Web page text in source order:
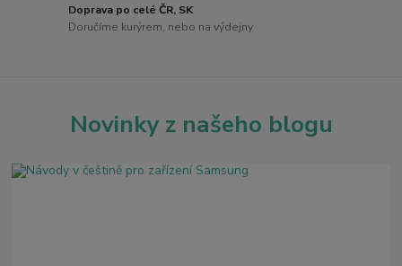
Doprava po celé ČR, SK
Doručíme kurýrem, nebo na výdejny
Novinky z našeho blogu